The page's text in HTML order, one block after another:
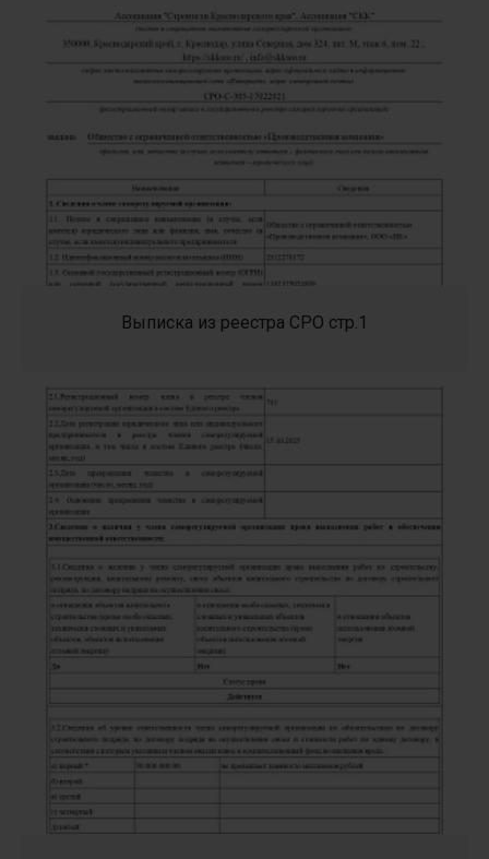
Выписка из реестра СРО стр.1